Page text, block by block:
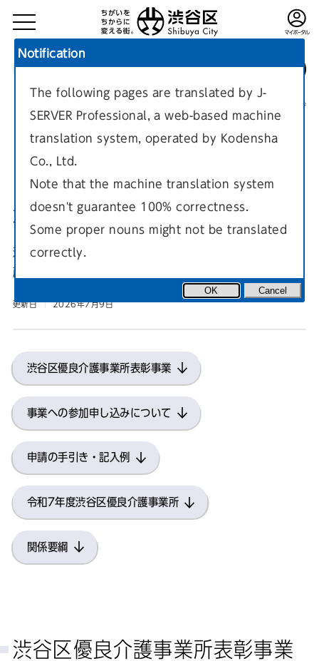
現在のページ
渋谷区優良介護事業所表彰事業
渋谷区内の介護サービス事業所の取組みを評価し、優良な事業
所を表彰する事業についてのページです。
更新日 2026年7月9日
渋谷区優良介護事業所表彰事業
事業への参加申し込みについて
申請の手引き・記入例
令和7年度渋谷区優良介護事業所
関係要綱
渋谷区優良介護事業所表彰事業
Notification
The following pages are translated by J-
SERVER Professional, a web-based machine
translation system, operated by Kodensha
Co., Ltd.
Note that the machine translation system
doesn't guarantee 100% correctness.
Some proper nouns might not be translated
correctly.
OK Cancel